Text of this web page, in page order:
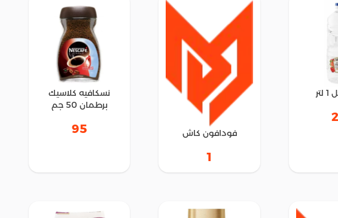
فودافون كاش
1
نسكافيه كلاسيك
برطمان 50 جم
95